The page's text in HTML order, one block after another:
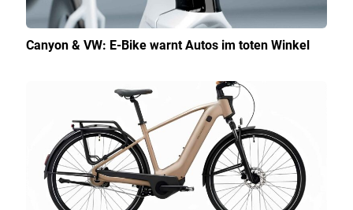
Canyon & VW: E-Bike warnt Autos im toten Winkel